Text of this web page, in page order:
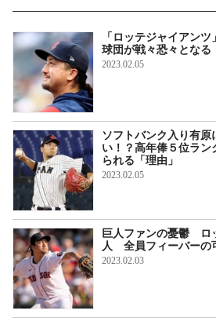
「ロッテジャイアン
球団が戦々恐々となる
2023.02.05
ソフトバンク入り有原
い！？高年俸５位ラ
られる「理由」
2023.02.05
巨人ファンの憂鬱 ロ
人 全員フィーバーの
2023.02.03